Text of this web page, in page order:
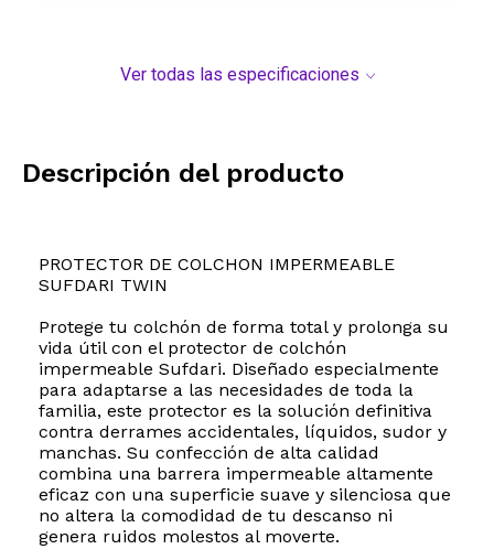
Ver todas las especificaciones
Descripción del producto
PROTECTOR DE COLCHON IMPERMEABLE
SUFDARI TWIN
Protege tu colchón de forma total y prolonga su
vida útil con el protector de colchón
impermeable Sufdari. Diseñado especialmente
para adaptarse a las necesidades de toda la
familia, este protector es la solución definitiva
contra derrames accidentales, líquidos, sudor y
manchas. Su confección de alta calidad
combina una barrera impermeable altamente
eficaz con una superficie suave y silenciosa que
no altera la comodidad de tu descanso ni
genera ruidos molestos al moverte.